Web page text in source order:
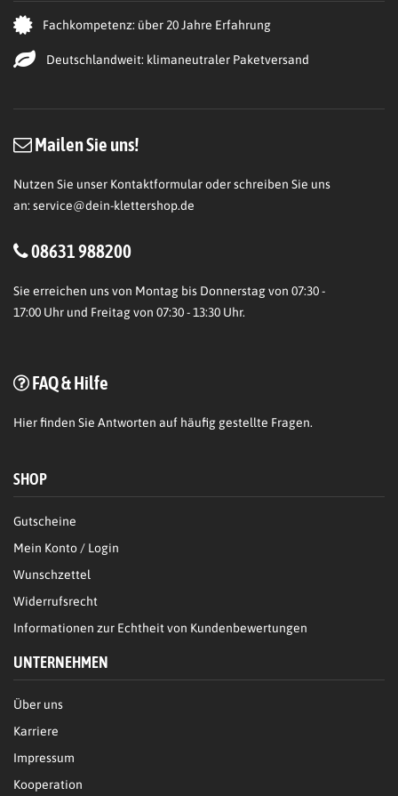
Fachkompetenz: über 20 Jahre Erfahrung
Deutschlandweit: klimaneutraler Paketversand
Mailen Sie uns!
Nutzen Sie unser Kontaktformular oder schreiben Sie uns
an: service@dein-klettershop.de
08631 988200
Sie erreichen uns von Montag bis Donnerstag von 07:30 -
17:00 Uhr und Freitag von 07:30 - 13:30 Uhr.
FAQ & Hilfe
Hierfinden Sie Antworten auf häufig gestellte Fragen.
SHOP
Gutscheine
Mein Konto / Login
Wunschzettel
Widerrufsrecht
Informationen zur Echtheit von Kundenbewertungen
UNTERNEHMEN
Über uns
Karriere
Impressum
Kooperation